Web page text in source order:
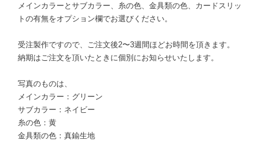
メインカラーとサブカラー、糸の色、金具類の色、カードスリッ
トの有無をオプション欄でお選びください。
受注製作ですので、ご注文後2〜3週間ほどお時間を頂きます。
納期はご注文を頂いたときに個別にお知らせいたします。
写真のものは、
メインカラー：グリーン
サブカラー：ネイビー
糸の色：黄
金具類の色：真鍮生地